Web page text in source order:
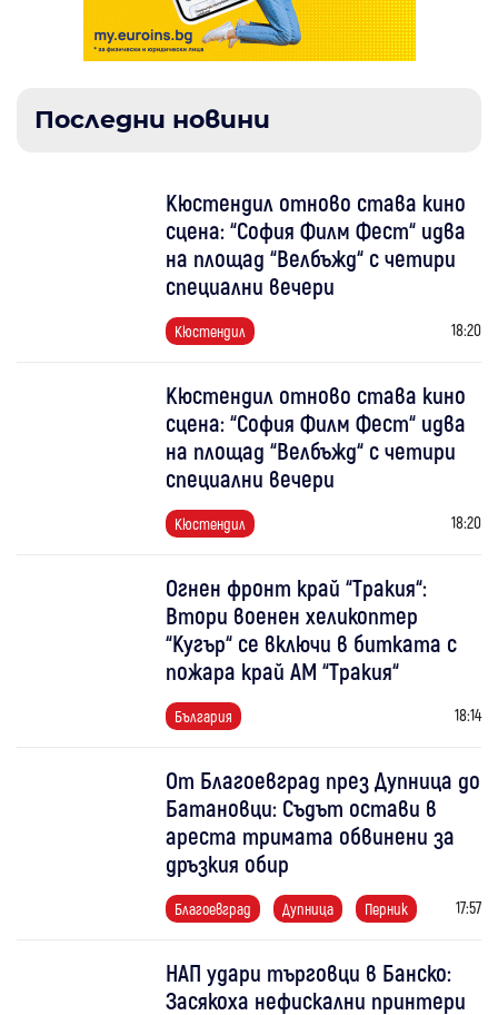
Последни новини
Кюстендил отново става кино
сцена: “София Филм Фест“ идва
на площад “Велбъжд“ с четири
специални вечери
Кюстендил 18:20
Кюстендил отново става кино
сцена: “София Филм Фест“ идва
на площад “Велбъжд“ с четири
специални вечери
Кюстендил 18:20
Огнен фронт край “Тракия“:
Втори военен хеликоптер
“Кугър“ се включи в битката с
пожара край АМ “Тракия“
България 18:14
От Благоевград през Дупница до
Батановци: Съдът остави в
ареста тримата обвинени за
дръзкия обир
Благоевград Дупница Перник 17:57
НАП удари търговци в Банско:
Засякоха нефискални принтери